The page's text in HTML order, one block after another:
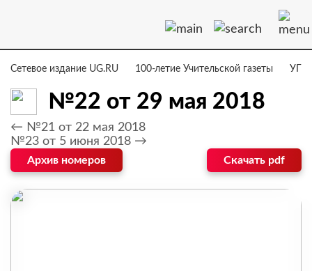
Сетевое издание UG.RU 100-летие Учительской газеты УГ –
№22 от 29 мая 2018
← №21 от 22 мая 2018
№23 от 5 июня 2018 →
Архив номеров Скачать pdf